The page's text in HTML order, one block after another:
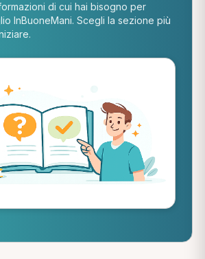
di cui hai bisogno per
InBuoneMani. Scegli la sezione più